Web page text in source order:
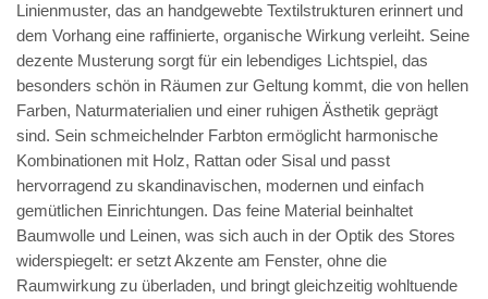
Linienmuster, das an handgewebte Textilstrukturen erinnert und
dem Vorhang eine raffinierte, organische Wirkung verleiht. Seine
dezente Musterung sorgt für ein lebendiges Lichtspiel, das
besonders schön in Räumen zur Geltung kommt, die von hellen
Farben, Naturmaterialien und einer ruhigen Ästhetik geprägt
sind. Sein schmeichelnder Farbton ermöglicht harmonische
Kombinationen mit Holz, Rattan oder Sisal und passt
hervorragend zu skandinavischen, modernen und einfach
gemütlichen Einrichtungen. Das feine Material beinhaltet
Baumwolle und Leinen, was sich auch in der Optik des Stores
widerspiegelt: er setzt Akzente am Fenster, ohne die
Raumwirkung zu überladen, und bringt gleichzeitig wohltuende